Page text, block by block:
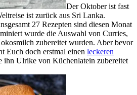
Der Oktober ist fast
ist zurück aus Sri Lanka.
27 Rezepten sind diesen Monat
wurde die Auswahl von Curries,
zubereitet wurden. Aber bevor
Euch doch erstmal einen leckeren
ihn Ulrike von Küchenlatein zubereitet